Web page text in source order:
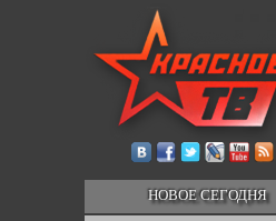
НОВОЕ СЕГОДНЯ